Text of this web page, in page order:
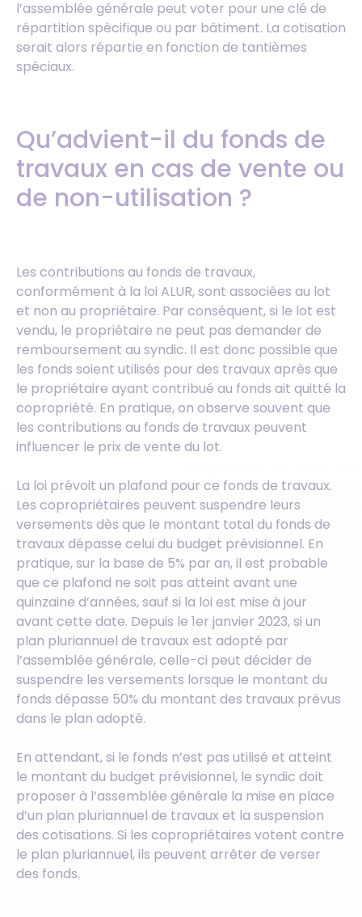
l’assemblée générale peut voter pour une clé de
répartition spécifique ou par bâtiment. La cotisation
serait alors répartie en fonction de tantièmes
spéciaux.
Qu’advient-il du fonds de
travaux en cas de vente ou
de non-utilisation ?
Les contributions au fonds de travaux,
conformément à la loi ALUR, sont associées au lot
et non au propriétaire. Par conséquent, si le lot est
vendu, le propriétaire ne peut pas demander de
remboursement au syndic. Il est donc possible que
les fonds soient utilisés pour des travaux après que
le propriétaire ayant contribué au fonds ait quitté la
copropriété. En pratique, on observe souvent que
les contributions au fonds de travaux peuvent
influencer le prix de vente du lot.
La loi prévoit un plafond pour ce fonds de travaux.
Les copropriétaires peuvent suspendre leurs
versements dès que le montant total du fonds de
travaux dépasse celui du budget prévisionnel. En
pratique, sur la base de 5% par an, il est probable
que ce plafond ne soit pas atteint avant une
quinzaine d’années, sauf si la loi est mise à jour
avant cette date. Depuis le 1er janvier 2023, si un
plan pluriannuel de travaux est adopté par
l’assemblée générale, celle-ci peut décider de
suspendre les versements lorsque le montant du
fonds dépasse 50% du montant des travaux prévus
dans le plan adopté.
En attendant, si le fonds n’est pas utilisé et atteint
le montant du budget prévisionnel, le syndic doit
proposer à l’assemblée générale la mise en place
d’un plan pluriannuel de travaux et la suspension
des cotisations. Si les copropriétaires votent contre
le plan pluriannuel, ils peuvent arrêter de verser
des fonds.